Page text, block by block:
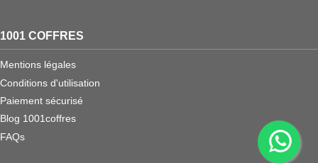
1001 COFFRES
Mentions légales
Conditions d'utilisation
Paiement sécurisé
Blog 1001coffres
FAQs